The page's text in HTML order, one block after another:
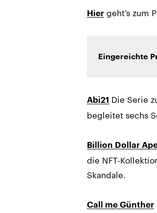
Hier geht’s zum
Eingereichte
Abi21 Die Serie
begleitet sechs
Billion Dollar
die NFT-
Skandale.
Call me Günther